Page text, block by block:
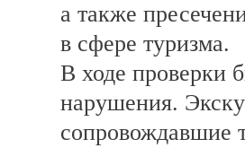
а также
в сфере туризма.
В ходе проверки
нарушения.
сопровождавшие